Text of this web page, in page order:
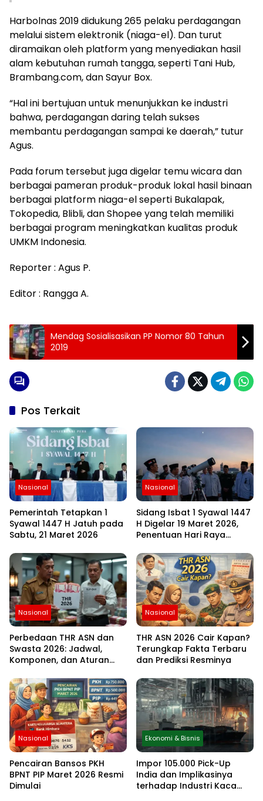
Harbolnas 2019 didukung 265 pelaku perdagangan
melalui sistem elektronik (niaga-el). Dan turut
diramaikan oleh platform yang menyediakan hasil
alam kebutuhan rumah tangga, seperti Tani Hub,
Brambang.com, dan Sayur Box.
“Hal ini bertujuan untuk menunjukkan ke industri
bahwa, perdagangan daring telah sukses
membantu perdagangan sampai ke daerah,” tutur
Agus.
Pada forum tersebut juga digelar temu wicara dan
berbagai pameran produk-produk lokal hasil binaan
berbagai platform niaga-el seperti Bukalapak,
Tokopedia, Blibli, dan Shopee yang telah memiliki
berbagai program meningkatkan kualitas produk
UMKM Indonesia.
Reporter : Agus P.
Editor : Rangga A.
Mendag Sosialisasikan PP Nomor 80 Tahun
2019
Pos Terkait
Nasional
Pemerintah Tetapkan 1
Syawal 1447 H Jatuh pada
Sabtu, 21 Maret 2026
Nasional
Sidang Isbat 1 Syawal 1447
H Digelar 19 Maret 2026,
Penentuan Hari Raya
Rukyat Hilal
Nasional
Perbedaan THR ASN dan
Swasta 2026: Jadwal,
Komponen, dan Aturan
Nasional
THR ASN 2026 Cair Kapan?
Terungkap Fakta Terbaru
dan Prediksi Resminya
Nasional
Pencairan Bansos PKH
BPNT PIP Maret 2026 Resmi
Dimulai
Ekonomi & Bisnis
Impor 105.000 Pick-Up
India dan Implikasinya
terhadap Industri Kaca